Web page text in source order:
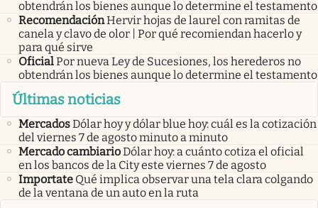
obtendrán los bienes aunque lo determine el testamento
RecomendaciónHervir hojas de laurel con ramitas de
canela y clavo de olor | Por qué recomiendan hacerlo y
para qué sirve
OficialPor nueva Ley de Sucesiones, los herederos no
obtendrán los bienes aunque lo determine el testamento
Últimas noticias
MercadosDólar hoy y dólar blue hoy: cuál es la cotización
del viernes 7 de agosto minuto a minuto
Mercado cambiarioDólar hoy: a cuánto cotiza el oficial
en los bancos de la City este viernes 7 de agosto
Importate Qué implica observar una tela clara colgando
de la ventana de un auto en la ruta